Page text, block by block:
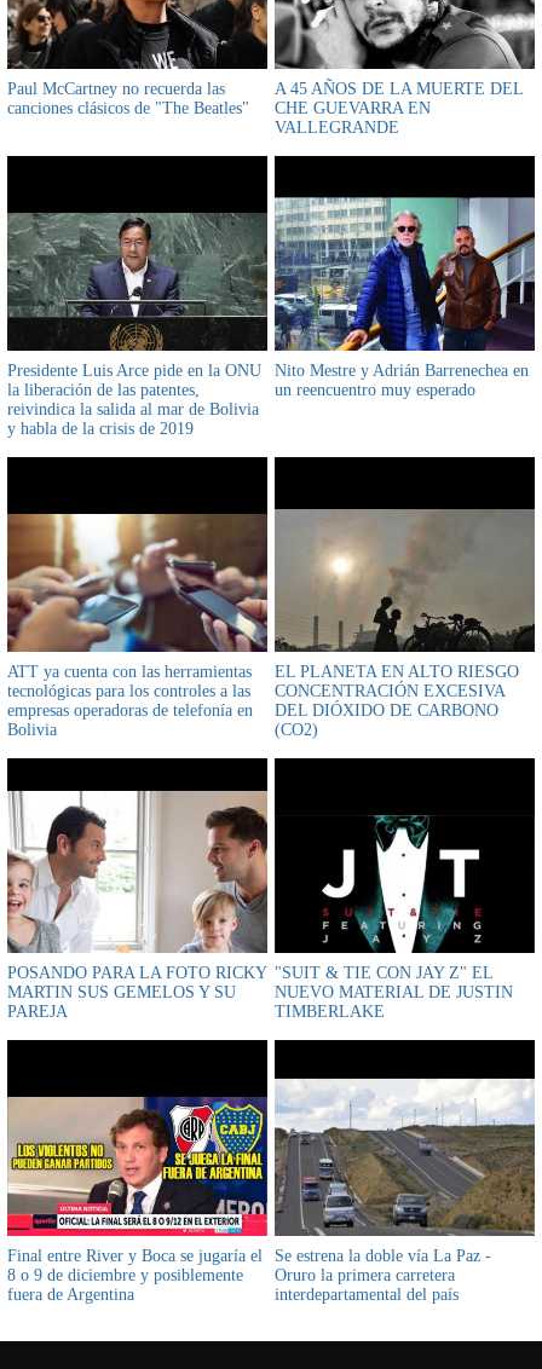
Paul McCartney no recuerda las
canciones clásicos de "The Beatles"
A 45 AÑOS DE LA MUERTE DEL
CHE GUEVARRA EN
VALLEGRANDE
Presidente Luis Arce pide en la ONU
la liberación de las patentes,
reivindica la salida al mar de Bolivia
y habla de la crisis de 2019
Nito Mestre y Adrián Barrenechea en
un reencuentro muy esperado
ATT ya cuenta con las herramientas
tecnológicas para los controles a las
empresas operadoras de telefonía en
Bolivia
EL PLANETA EN ALTO RIESGO
CONCENTRACIÓN EXCESIVA
DEL DIÓXIDO DE CARBONO
(CO2)
POSANDO PARA LA FOTO RICKY
MARTIN SUS GEMELOS Y SU
PAREJA
"SUIT & TIE CON JAY Z" EL
NUEVO MATERIAL DE JUSTIN
TIMBERLAKE
Final entre River y Boca se jugaría el
8 o 9 de diciembre y posiblemente
fuera de Argentina
Se estrena la doble vía La Paz -
Oruro la primera carretera
interdepartamental del país